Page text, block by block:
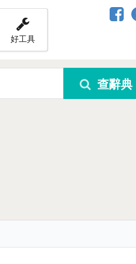
好工具
查辭典